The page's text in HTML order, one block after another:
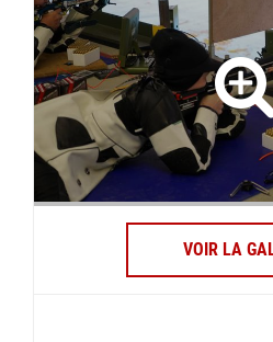
VOIR LA